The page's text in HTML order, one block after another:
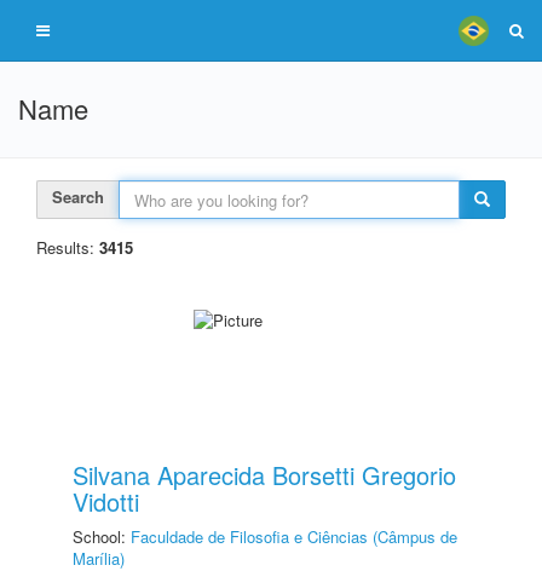
Name
Search
Results: 3415
Silvana Aparecida Borsetti Gregorio
Vidotti
School: Faculdade de Filosofia e Ciências (Câmpus de
Marília)